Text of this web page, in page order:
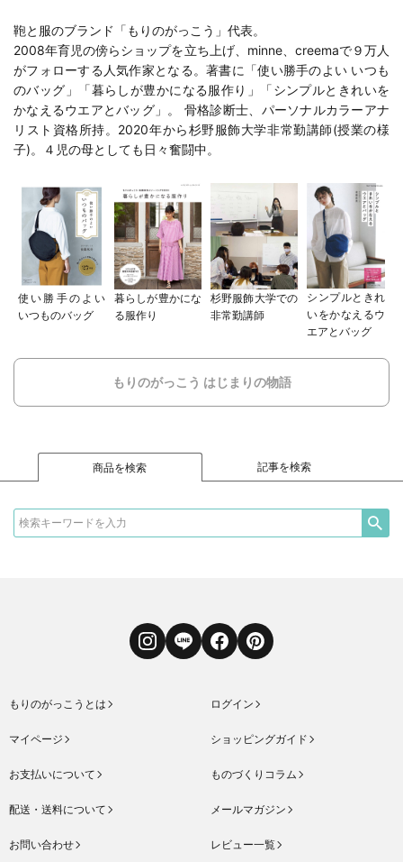
鞄と服のブランド「もりのがっこう」代表。
2008年育児の傍らショップを立ち上げ、minne、creemaで９万人
がフォローする人気作家となる。著書に「使い勝手のよい いつも
のバッグ 」「暮らしが豊かになる服作り 」「シンプルときれいを
かなえるウエアとバッグ 」。 骨格診断士、パーソナルカラーアナ
リスト資格所持。2020年から杉野服飾大学非常勤講師(授業の様
子)。４児の母としても日々奮闘中。
使い勝手のよい
いつものバッグ
暮らしが豊かにな
る服作り
杉野服飾大学での
非常勤講師
シンプルときれ
いをかなえるウ
エアとバッグ
もりのがっこう はじまりの物語
商品を検索 記事を検索
InstagramLINE FacebookPinterest
もりのがっこうとは ログイン
マイページ ショッピングガイド
お支払いについて ものづくりコラム
配送・送料について メールマガジン
お問い合わせ レビュー一覧